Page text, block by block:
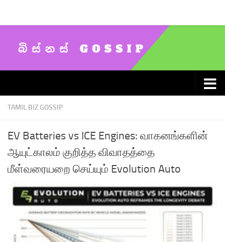
TAMIL BIZ GOSSIP
EV Batteries vs ICE Engines: வாகனங்களின்
ஆயுட்காலம் குறித்த விவாதத்தை
மீள்வரையறை செய்யும் Evolution Auto